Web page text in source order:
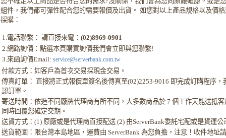
組件，我們都可彈性配合您的需要報價及出貨。 如您對以上產品規格以及價
採購：
1.電話聯繫： 請直接來電：(02)8969-0901
2.網路詢價：點選本頁購買詢價我們會立即與您聯繫!
3.來函詢價Email: service@serverbank.com.tw
付款方式：如客戶為首次交易採現金交易。
傳真訂單： 直接將正式報價單簽名後傳真至(02)2253-9016 即完成訂購程序
認訂單。
寄送時間：依造不同廠牌代理商有所不同，大多數商品於 7 個工作天能送抵
同時回覆您確定交期。
送貨方式：(1) 原廠或是代理商直接配送 (2) 由ServerBank委託宅配或是貨運公
送貨範圍：限台灣本島地區，運費由 ServerBank 為您負擔，注意！收件地址